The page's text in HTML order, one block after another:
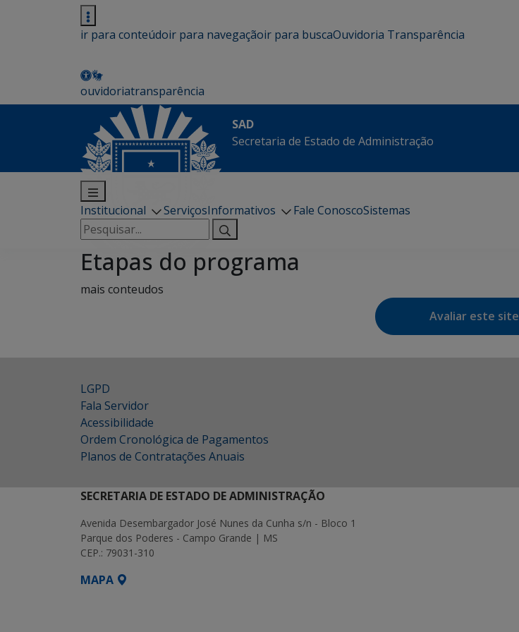
ir para conteúdoir para navegaçãoir para buscaOuvidoria Transparência
ouvidoriatransparência
SAD
Secretaria de Estado de Administração
Institucional ServiçosInformativos Fale ConoscoSistemas
Pesquisar
por:
Etapas do programa
mais conteudos
Avaliar este site
LGPD
Fala Servidor
Acessibilidade
Ordem Cronológica de Pagamentos
Planos de Contratações Anuais
SECRETARIA DE ESTADO DE ADMINISTRAÇÃO
Avenida Desembargador José Nunes da Cunha s/n - Bloco 1
Parque dos Poderes - Campo Grande | MS
CEP.: 79031-310
MAPA